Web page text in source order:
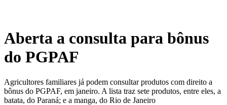
Aberta a consulta para bônus
do PGPAF
Agricultores familiares já podem consultar produtos com direito a
bônus do PGPAF, em janeiro. A lista traz sete produtos, entre eles, a
batata, do Paraná; e a manga, do Rio de Janeiro